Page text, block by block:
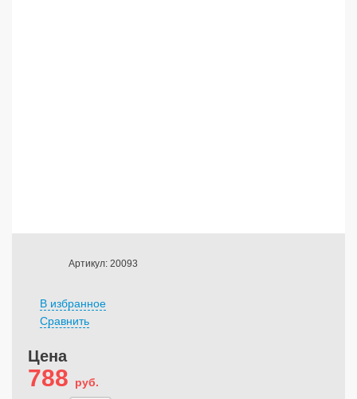
Артикул: 20093
В избранное
Сравнить
Цена
788 руб.